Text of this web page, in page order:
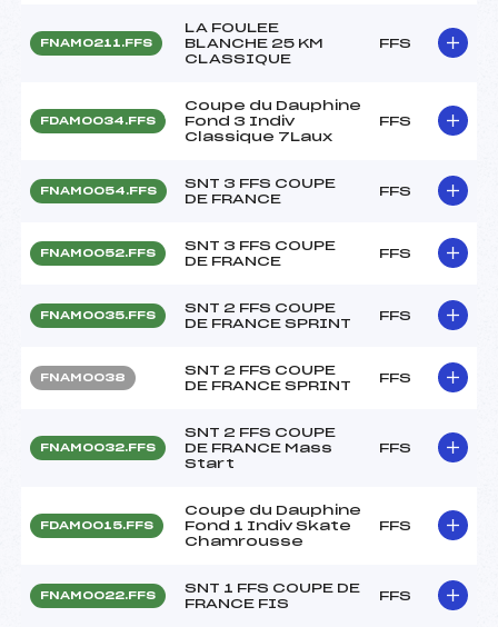
FNAM0211.FFS
LA FOULEE
BLANCHE 25 KM
CLASSIQUE
FFS
FDAM0034.FFS
Coupe du Dauphine
Fond 3 Indiv
Classique 7Laux
FFS
FNAM0054.FFS
SNT 3 FFS COUPE
DE FRANCE
FFS
FNAM0052.FFS
SNT 3 FFS COUPE
DE FRANCE
FFS
FNAM0035.FFS
SNT 2 FFS COUPE
DE FRANCE SPRINT
FFS
FNAM0038
SNT 2 FFS COUPE
DE FRANCE SPRINT
FFS
FNAM0032.FFS
SNT 2 FFS COUPE
DE FRANCE Mass
Start
FFS
FDAM0015.FFS
Coupe du Dauphine
Fond 1 Indiv Skate
Chamrousse
FFS
FNAM0022.FFS
SNT 1 FFS COUPE DE
FRANCE FIS
FFS